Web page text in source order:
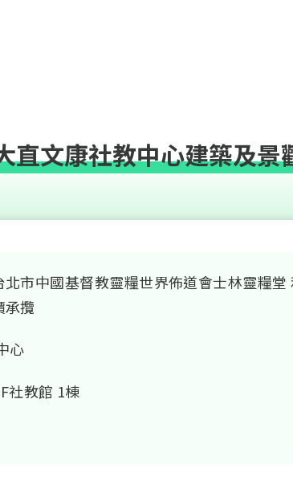
直文康社教中心建築及景
北市中國基督教靈糧世界佈道會士林靈糧堂
承攬
心
社教館 1棟